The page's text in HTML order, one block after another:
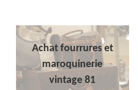
Achat fourrures et
maroquinerie
vintage 81